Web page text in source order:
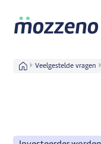
Veelgestelde vragen